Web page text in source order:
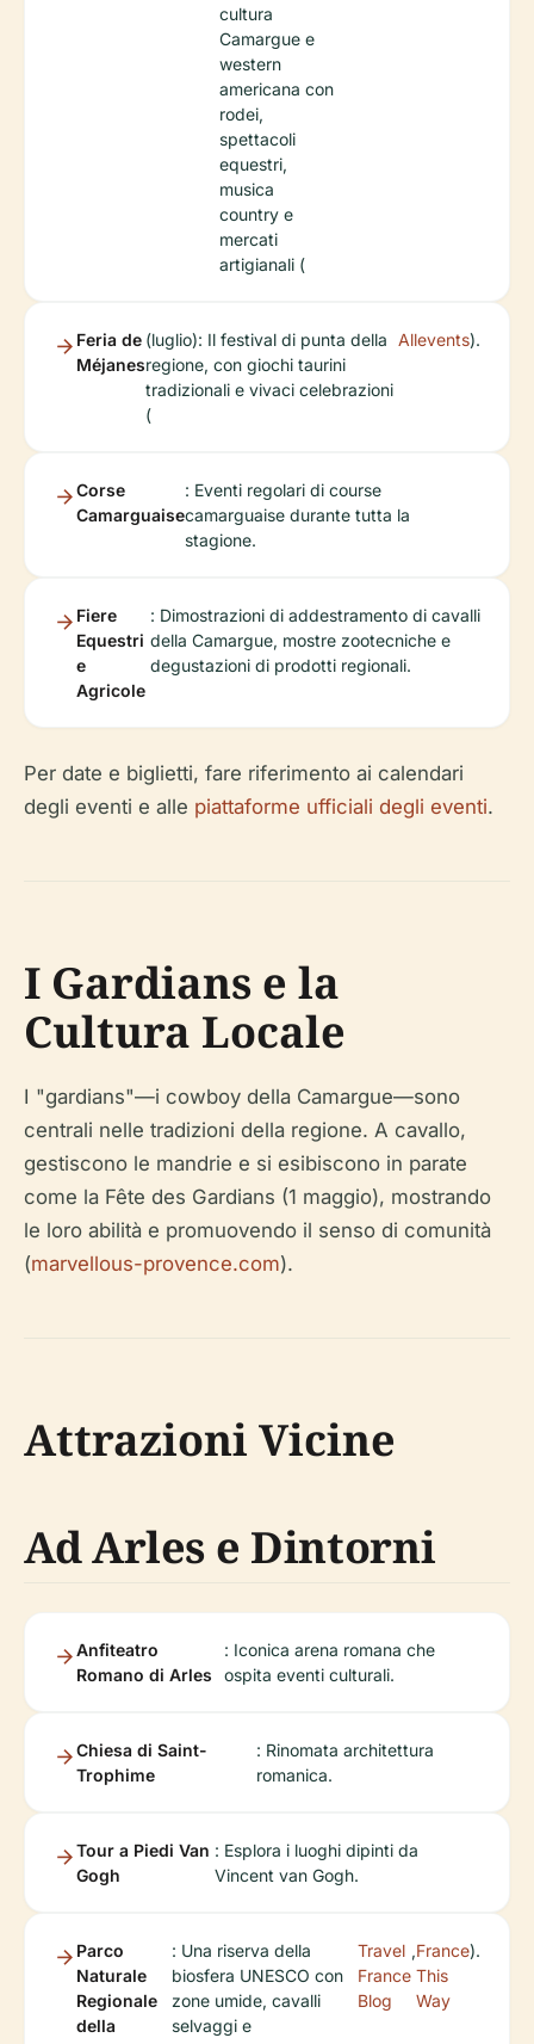
cultura
Camargue e
western
americana con
rodei,
spettacoli
equestri,
musica
country e
mercati
artigianali (
Feria de
Méjanes
(luglio): Il festival di punta della
regione, con giochi taurini
tradizionali e vivaci celebrazioni
(
Allevents).
Corse
Camarguaise
: Eventi regolari di course
camarguaise durante tutta la
stagione.
Fiere
Equestri
e
Agricole
: Dimostrazioni di addestramento di cavalli
della Camargue, mostre zootecniche e
degustazioni di prodotti regionali.
Per date e biglietti, fare riferimento ai calendari
degli eventi e alle piattaforme ufficiali degli eventi.
I Gardians e la
Cultura Locale
I "gardians"—i cowboy della Camargue—sono
centrali nelle tradizioni della regione. A cavallo,
gestiscono le mandrie e si esibiscono in parate
come la Fête des Gardians (1 maggio), mostrando
le loro abilità e promuovendo il senso di comunità
(marvellous-provence.com).
Attrazioni Vicine
Ad Arles e Dintorni
Anfiteatro
Romano di Arles
: Iconica arena romana che
ospita eventi culturali.
Chiesa di Saint-
Trophime
: Rinomata architettura
romanica.
Tour a Piedi Van
Gogh
: Esplora i luoghi dipinti da
Vincent van Gogh.
Parco
Naturale
Regionale
della
: Una riserva della
biosfera UNESCO con
zone umide, cavalli
selvaggi e
Travel
France
Blog
,France
This
Way
).